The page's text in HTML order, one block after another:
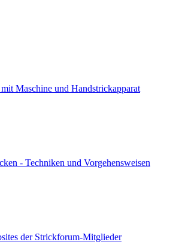
Maschine und Handstrickapparat
- Techniken und Vorgehensweisen
der Strickforum-Mitglieder